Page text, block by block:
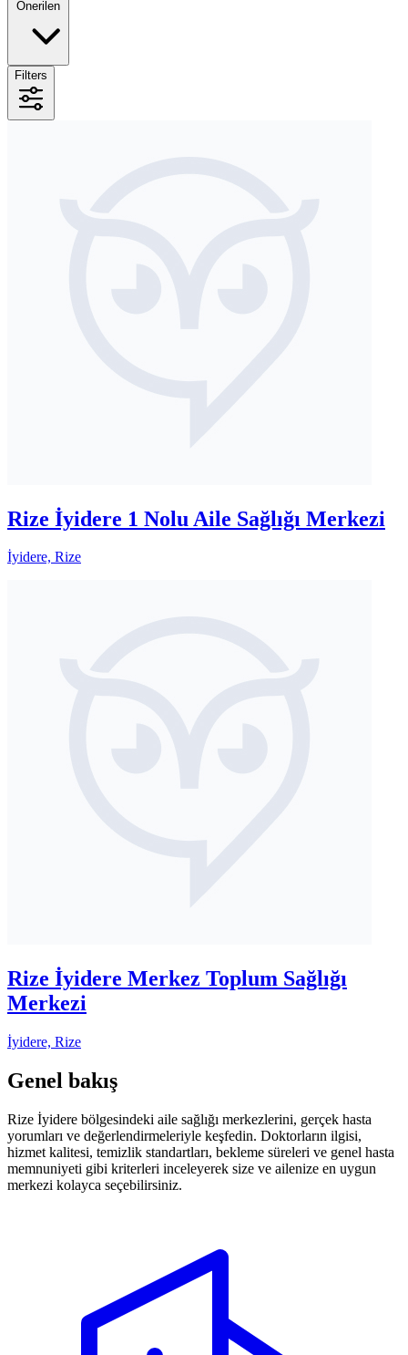
Filters
Rize İyidere 1 Nolu Aile Sağlığı Merkezi
İyidere, Rize
Rize İyidere Merkez Toplum Sağlığı
Merkezi
İyidere, Rize
Genel bakış
Rize İyidere bölgesindeki aile sağlığı merkezlerini, gerçek hasta
yorumları ve değerlendirmeleriyle keşfedin. Doktorların ilgisi,
hizmet kalitesi, temizlik standartları, bekleme süreleri ve genel hasta
memnuniyeti gibi kriterleri inceleyerek size ve ailenize en uygun
merkezi kolayca seçebilirsiniz.